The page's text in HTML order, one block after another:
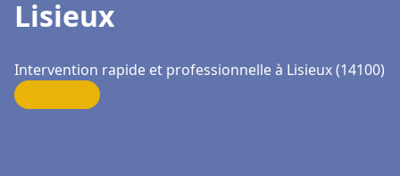
Lisieux
Intervention rapide et professionnelle à Lisieux (14100)